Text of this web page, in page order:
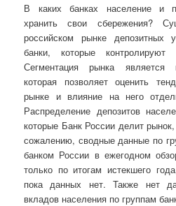
В каких банках население и
хранить свои сбережения?
российском рынке депозитных
банки, которые
Сегментация рынка является
которая позволяет оценить
рынке и влияние на него
Распределение депозитов
которые Банк России делит
сожалению, сводные данные по
банком России в ежегодном
только по итогам истекшего
пока данных нет. Также нет
вкладов населения по группам